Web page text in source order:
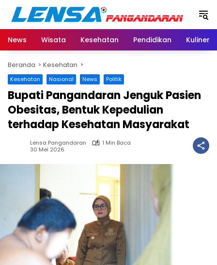
Langsung
konten
News
Wisata Kesehatan Pendidikan Kuliner
Beranda Kesehatan
Kesehatan Nasional News Politik
Bupati Pangandaran Jenguk Pasien
Obesitas, Bentuk Kepedulian
terhadap Kesehatan Masyarakat
Lensa Pangandaran
1 Min Baca
30 Mei 2026